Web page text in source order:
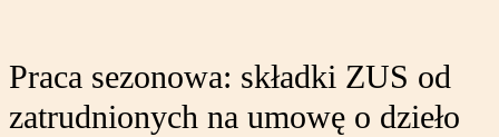
Praca sezonowa: składki ZUS od
zatrudnionych na umowę o dzieło